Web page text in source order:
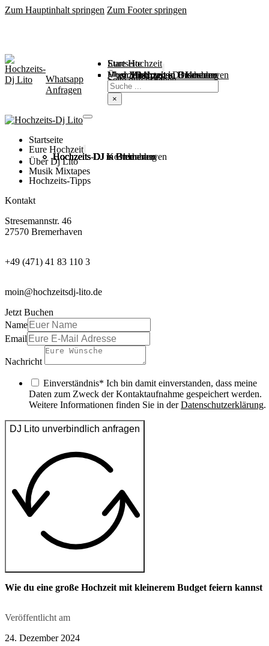
Zum Hauptinhalt springen Zum Footer springen
Startseite
Eure Hochzeit
Hochzeit in Bremen
Hochzeit in Bremerhaven
Hochzeit in Cuxhaven
Hochzeit in Oldenburg
Hochzeits-DJ Kosten
Über Mich
Music / Mixtapes
Hochzeitstipps
Seite durchsuchen
Suchen
×
Whatsapp
Anfragen
Startseite
Eure Hochzeit
Hochzeits DJ in Bremen
Hochzeits DJ in Bremerhaven
Hochzeits DJ in Cuxhaven
Hochzeits DJ in Oldenburg
Hochzeits-DJ Kosten
Über Dj Lito
Musik Mixtapes
Hochzeits-Tipps
Kontakt
Stresemannstr. 46
27570 Bremerhaven
+49 (471) 41 83 110 3
moin@hochzeitsdj-lito.de
Jetzt Buchen
Name
Email
Nachricht
Einverständnis* Ich bin damit einverstanden, dass meine
Daten zum Zweck der Kontaktaufnahme gespeichert werden.
Weitere Informationen finden Sie in derDatenschutzerklärung.
DJ Lito unverbindlich anfragen
Wie du eine große Hochzeit mit kleinerem Budget feiern kannst
Veröffentlicht am
24. Dezember 2024